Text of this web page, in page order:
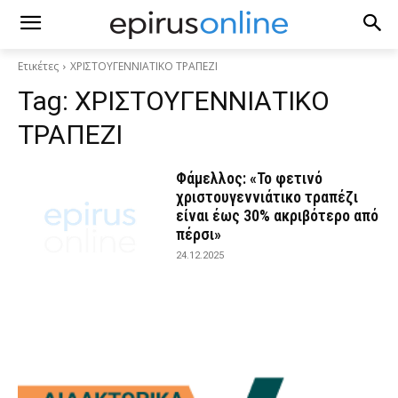
Ετικέτες ΧΡΙΣΤΟΥΓΕΝΝΙΑΤΙΚΟ ΤΡΑΠΕΖΙ
Tag: ΧΡΙΣΤΟΥΓΕΝΝΙΑΤΙΚΟ
ΤΡΑΠΕΖΙ
Φάμελλος: «Το φετινό
χριστουγεννιάτικο τραπέζι
είναι έως 30% ακριβότερο από
πέρσι»
24.12.2025